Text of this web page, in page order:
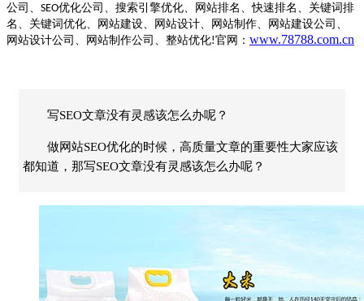
公司、 SEO优化公司、搜索引擎优化、网站排名、快速排名、关键词排
名、关键词优化、网站建设、网站设计、网站制作、网站建设公司、
网站设计公司、网站制作公司、整站优化!官网： www.78788.com.cn
写SEO文章没有灵感该怎么办呢？
做网站SEO优化的时候，高质量文章的重要性大家应该
都知道，那写SEO文章没有灵感该怎么办呢？